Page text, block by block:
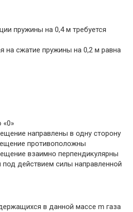
пружины на 0,4 м требуется
на сжатие пружины на 0,2 м равна
«0»
направлены в одну сторону
противоположны
взаимно перпендикулярны
под действием силы направленной
в данной массе m газа